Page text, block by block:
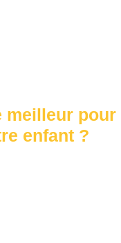
meilleur
enfant ?